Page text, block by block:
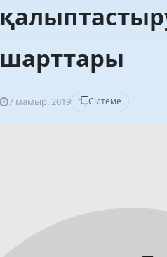
шарттары
7 мамыр, 2019 Сілтеме